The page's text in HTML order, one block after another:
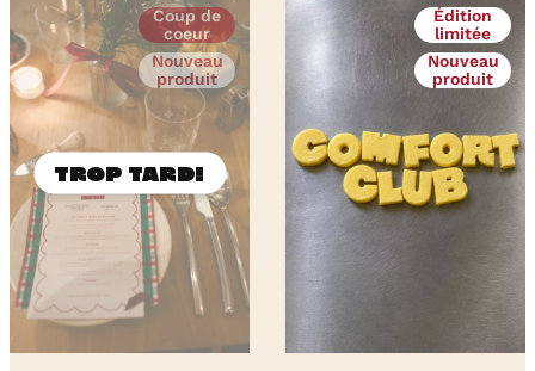
Coup de
coeur
Nouveau
produit
Édition
limitée
Nouveau
produit